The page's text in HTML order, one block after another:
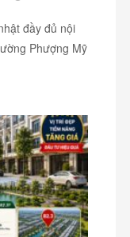
đầy đủ nội
Phượng Mỹ